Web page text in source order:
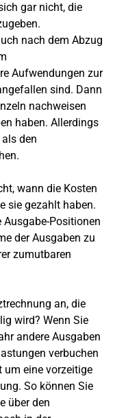
gar nicht, die
nach dem Abzug
Aufwendungen zur
sind. Dann
nachweisen
haben. Allerdings
den
wann die Kosten
sie gezahlt haben.
Ausgabe-Positionen
der Ausgaben zu
zumutbaren
an, die
wird? Wenn Sie
andere Ausgaben
verbuchen
um eine vorzeitige
So können Sie
über den